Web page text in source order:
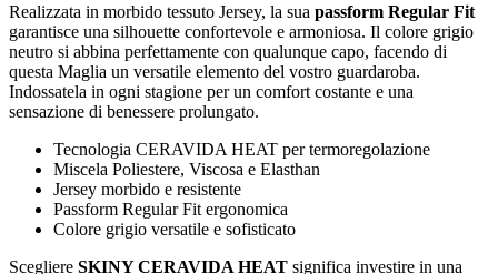
Realizzata in morbido tessuto Jersey, la sua passform Regular Fit
garantisce una silhouette confortevole e armoniosa. Il colore grigio
neutro si abbina perfettamente con qualunque capo, facendo di
questa Maglia un versatile elemento del vostro guardaroba.
Indossatela in ogni stagione per un comfort costante e una
sensazione di benessere prolungato.
Tecnologia CERAVIDA HEAT per termoregolazione
Miscela Poliestere, Viscosa e Elasthan
Jersey morbido e resistente
Passform Regular Fit ergonomica
Colore grigio versatile e sofisticato
Scegliere SKINY CERAVIDA HEAT significa investire in una